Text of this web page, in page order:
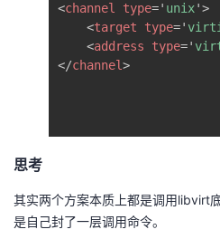
<channel type=' unix'>
<target type='
<address type='
</channel>
思考
其实两个方案本质上都是调用libvirt
是自己封了一层调用命令。